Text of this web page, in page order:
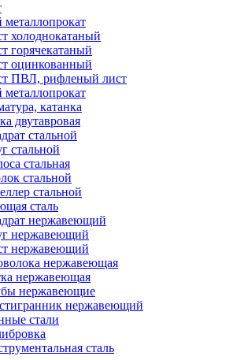
металлопрокат
холоднокатаный
горячекатаный
оцинкованный
ПВЛ, рифленый лист
металлопрокат
катанка
двутавровая
стальной
стальной
стальная
стальной
стальной
сталь
нержавеющий
нержавеющий
нержавеющий
нержавеющая
нержавеющая
нержавеющие
нержавеющий
стали
сталь